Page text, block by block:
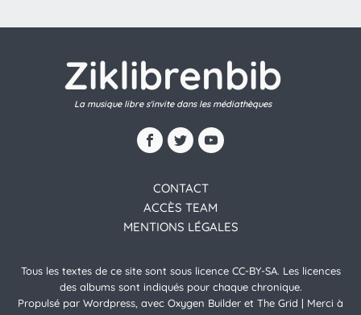
Ziklibrenbib
La musique libre s'invite dans les médiathèques
CONTACT
ACCÈS TEAM
MENTIONS LÉGALES
Tous les textes de ce site sont sous licence CC-BY-SA. Les licences
des albums sont indiqués pour chaque chronique.
Propulsé par Wordpress, avec Oxygen Builder et The Grid | Merci à